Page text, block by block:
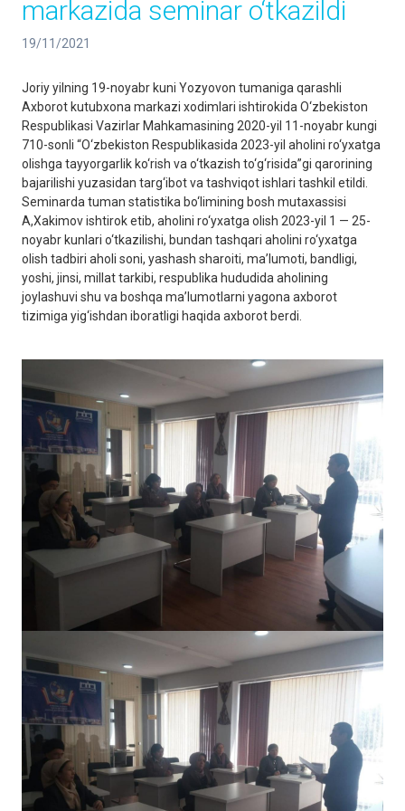
markazida seminar o‘tkazildi
19/11/2021
Joriy yilning 19-noyabr kuni Yozyovon tumaniga qarashli
Axborot kutubxona markazi xodimlari ishtirokida O‘zbekiston
Respublikasi Vazirlar Mahkamasining 2020-yil 11-noyabr kungi
710-sonli “O‘zbekiston Respublikasida 2023-yil aholini ro‘yxatga
olishga tayyorgarlik ko‘rish va o‘tkazish to‘g‘risida”gi qarorining
bajarilishi yuzasidan targ‘ibot va tashviqot ishlari tashkil etildi.
Seminarda tuman statistika bo‘limining bosh mutaxassisi
A,Xakimov ishtirok etib, aholini ro‘yxatga olish 2023-yil 1 — 25-
noyabr kunlari o‘tkazilishi, bundan tashqari aholini ro‘yxatga
olish tadbiri aholi soni, yashash sharoiti, ma’lumoti, bandligi,
yoshi, jinsi, millat tarkibi, respublika hududida aholining
joylashuvi shu va boshqa ma’lumotlarni yagona axborot
tizimiga yig‘ishdan iboratligi haqida axborot berdi.